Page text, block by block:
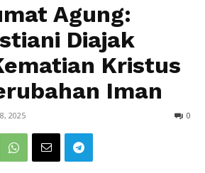
Agung:
Diajak
Kristus
Iman
2025 0